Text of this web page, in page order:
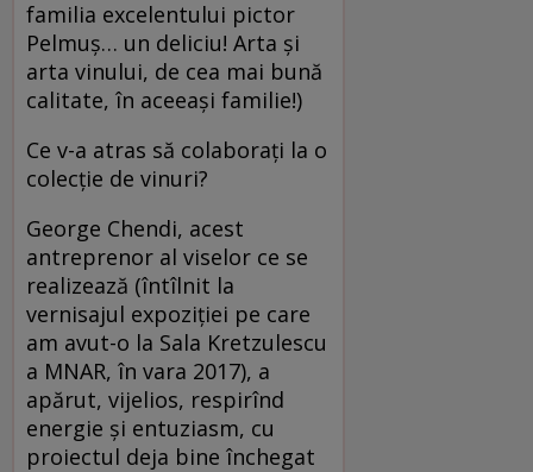
familia excelentului pictor
Pelmuș… un deliciu! Arta și
arta vinului, de cea mai bună
calitate, în aceeași familie!)
Ce v-a atras să colaborați la o
colecție de vinuri?
George Chendi, acest
antreprenor al viselor ce se
realizează (întîlnit la
vernisajul expoziției pe care
am avut-o la Sala Kretzulescu
a MNAR, în vara 2017), a
apărut, vijelios, respirînd
energie și entuziasm, cu
proiectul deja bine închegat